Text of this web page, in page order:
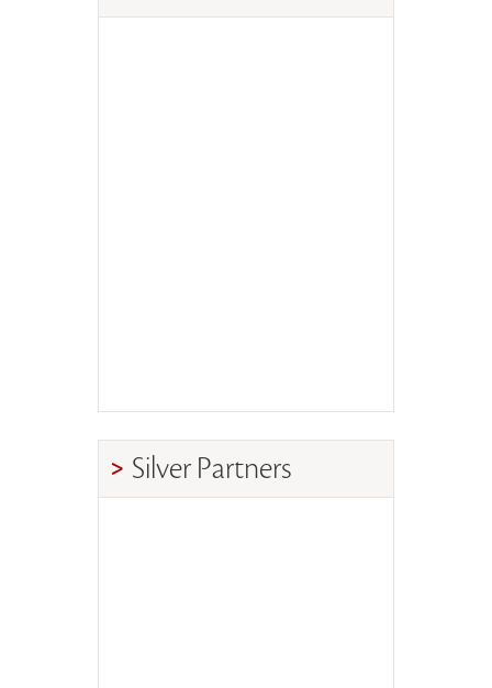
Silver Partners